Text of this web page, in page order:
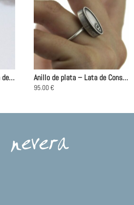
Gargantilla de plata – Lata de Conservas Atún Anillo de plata – Lata de Conservas Ovalada
95.00€
variantes.
Las